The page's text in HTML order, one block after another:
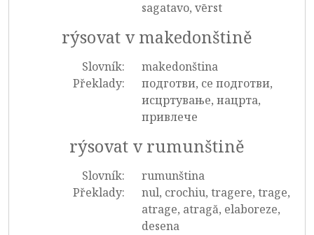
sagatavo, vērst
rýsovat v makedonštině
Slovník:
makedonština
Překlady:
подготви, се подготви,
исцртување, нацрта,
привлече
rýsovat v rumunštině
Slovník:
rumunština
Překlady:
nul, crochiu, tragere, trage,
atrage, atragă, elaboreze,
desena